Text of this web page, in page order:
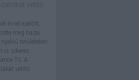
vetítő
évvel ezelőtt,
meg hazai
területeken
is sikeres
TV. A
vetítő...